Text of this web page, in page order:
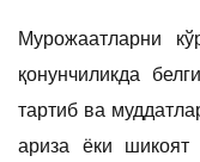
Мурожаатларни
қонунчиликда
тартиб ва
ариза ёки